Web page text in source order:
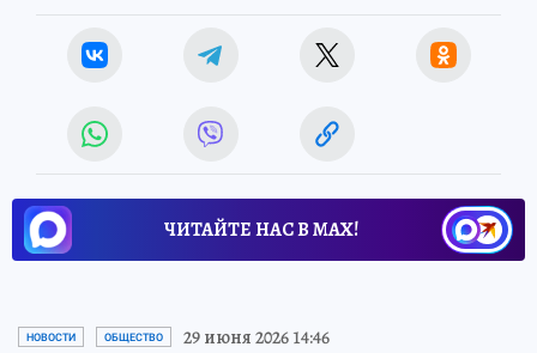
ЧИТАЙТЕ НАС В МАХ!
НОВОСТИ ОБЩЕСТВО 29 июня 2026 14:46